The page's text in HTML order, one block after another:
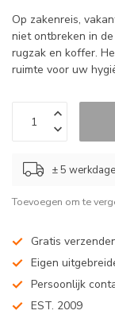
Op zakenreis,
niet ontbreken in
rugzak en koffer.
ruimte voor uw
± 5
Toevoegen om te
Gratis
Eigen
Persoonlijk
EST. 2009